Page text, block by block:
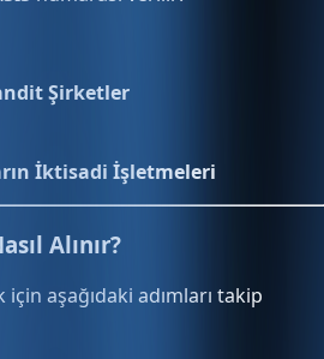
Şirketler
İktisadi İşletmeleri
Alınır?
için aşağıdaki adımları takip